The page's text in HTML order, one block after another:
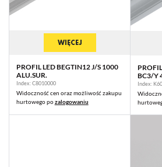
WIĘCEJ
PROFIL LED BEGTIN12 J/S 1000
ALU.SUR.
Index: C8010000
Widoczność cen oraz możliwość zakupu
hurtowego pozalogowaniu
BC3/Y
Index: